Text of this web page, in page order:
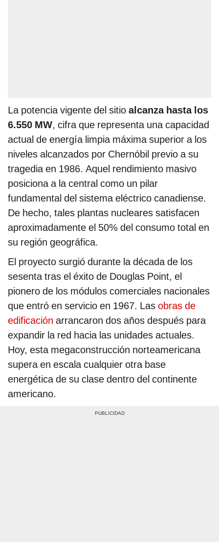
La potencia vigente del sitio alcanza hasta los
6.550 MW, cifra que representa una capacidad
actual de energía limpia máxima superior a los
niveles alcanzados por Chernóbil previo a su
tragedia en 1986. Aquel rendimiento masivo
posiciona a la central como un pilar
fundamental del sistema eléctrico canadiense.
De hecho, tales plantas nucleares satisfacen
aproximadamente el 50% del consumo total en
su región geográfica.
El proyecto surgió durante la década de los
sesenta tras el éxito de Douglas Point, el
pionero de los módulos comerciales nacionales
que entró en servicio en 1967. Las obras de
edificación arrancaron dos años después para
expandir la red hacia las unidades actuales.
Hoy, esta megaconstrucción norteamericana
supera en escala cualquier otra base
energética de su clase dentro del continente
americano.